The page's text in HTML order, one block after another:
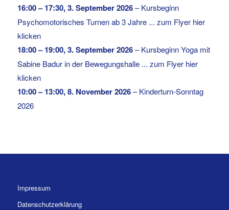
16:00– 17:30,3. September 2026–Kursbeginn
Psychomotorisches Turnen ab 3 Jahre ... zum Flyer hier
klicken
18:00– 19:00,3. September 2026–Kursbeginn Yoga mit
Sabine Badur in der Bewegungshalle ... zum Flyer hier
klicken
10:00– 13:00,8. November 2026–Kinderturn-Sonntag
2026
Impressum
Datenschutzerklärung